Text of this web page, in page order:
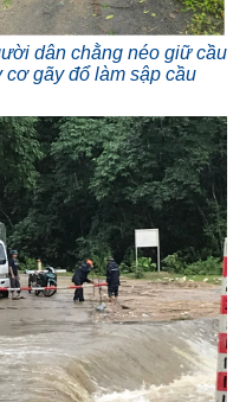
dân chằng néo giữ cầu
cơ gãy đổ làm sập cầu